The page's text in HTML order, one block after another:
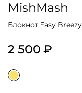
MishMash
Блокнот Easy Breezy
2 500 ₽